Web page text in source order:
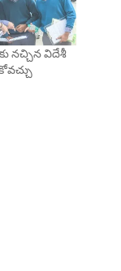
నచ్చిన విదేశీ